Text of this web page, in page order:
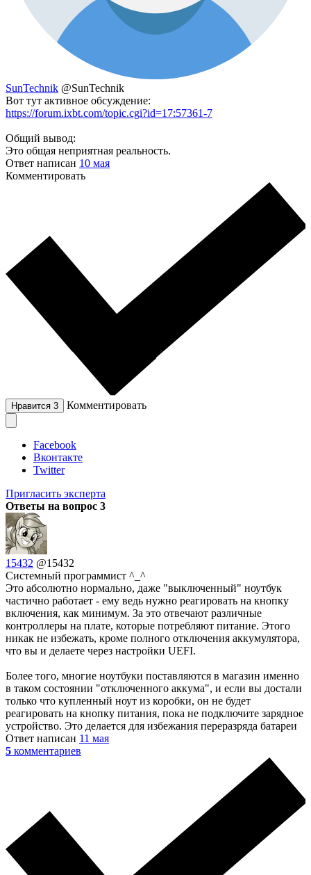
SunTechnik @SunTechnik
Вот тут активное обсуждение:
https://forum.ixbt.com/topic.cgi?id=17:57361-7
Общий вывод:
Это общая неприятная реальность.
Ответ написан 10 мая
Комментировать
Нравится 3 Комментировать
Facebook
Вконтакте
Twitter
Пригласить эксперта
Ответы на вопрос 3
15432 @15432
Системный программист ^_^
Это абсолютно нормально, даже "выключенный" ноутбук
частично работает - ему ведь нужно реагировать на кнопку
включения, как минимум. За это отвечают различные
контроллеры на плате, которые потребляют питание. Этого
никак не избежать, кроме полного отключения аккумулятора,
что вы и делаете через настройки UEFI.
Более того, многие ноутбуки поставляются в магазин именно
в таком состоянии "отключенного аккума", и если вы достали
только что купленный ноут из коробки, он не будет
реагировать на кнопку питания, пока не подключите зарядное
устройство. Это делается для избежания переразряда батареи
Ответ написан 11 мая
5 комментариев